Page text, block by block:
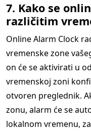
7. Kako se
različitim
Online Alarm Clock
vremenske zone
on će se aktivirati u
vremenskoj zoni
otvoren preglednik.
zonu, alarm će se
lokalnom vremenu,